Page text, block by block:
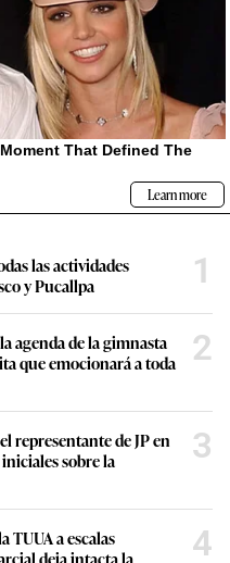
las actividades
y Pucallpa
1
agenda de la gimnasta
que emocionará a toda
2
representante de JP en
sobre la
3
TUUA a escalas
deja intacta la
4